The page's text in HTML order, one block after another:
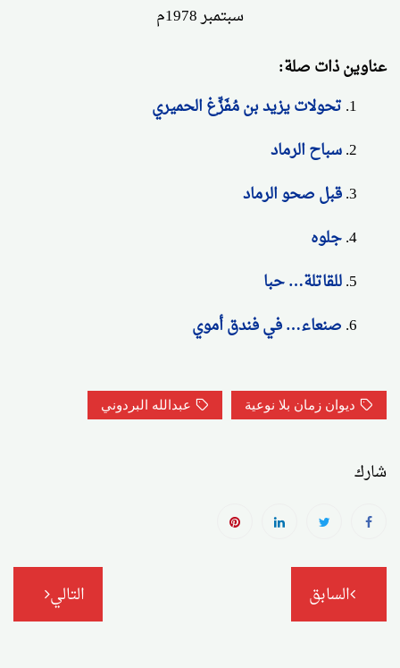
سبتمبر 1978م
عناوين ذات صلة:
تحولات يزيد بن مُفَزِّغ الحميري
سباح الرماد
قبل صحو الرماد
جلوه
للقاتلة… حبا
صنعاء… في فندق أموي
ديوان زمان بلا نوعية عبدالله البردوني
شارك
تصفّح
المقالات
السابق التالي